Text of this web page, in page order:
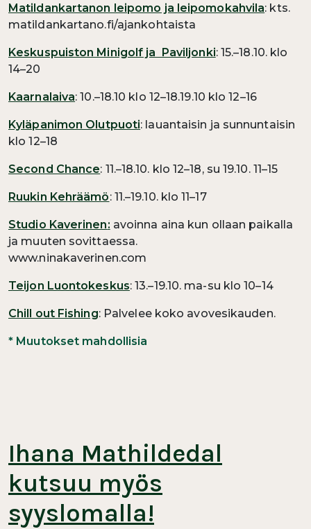
Matildankartanon leipomo ja leipomokahvila: kts.
matildankartano.fi/ajankohtaista
Keskuspuiston Minigolf ja Paviljonki: 15.–18.10. klo
14–20
Kaarnalaiva: 10.–18.10 klo 12–18.19.10 klo 12–16
Kyläpanimon Olutpuoti: lauantaisin ja sunnuntaisin
klo 12–18
Second Chance: 11.–18.10. klo 12–18, su 19.10. 11–15
Ruukin Kehräämö: 11.–19.10. klo 11–17
Studio Kaverinen: avoinna aina kun ollaan paikalla
ja muuten sovittaessa.
www.ninakaverinen.com
Teijon Luontokeskus: 13.–19.10. ma-su klo 10–14
Chill out Fishing: Palvelee koko avovesikauden.
* Muutokset mahdollisia
Ihana Mathildedal
kutsuu myös
syyslomalla!